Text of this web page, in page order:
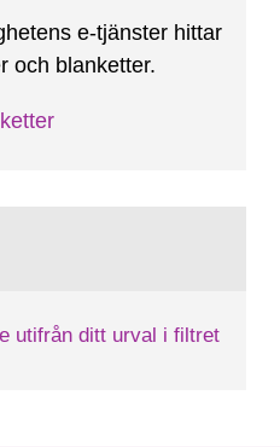
e-tjänster hittar
och blanketter.
utifrån ditt urval i filtret